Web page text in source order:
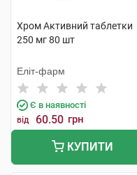
Хром Активний таблетки
250 мг 80 шт
Еліт-фарм
Є в наявності
від 60.50 грн
КУПИТИ